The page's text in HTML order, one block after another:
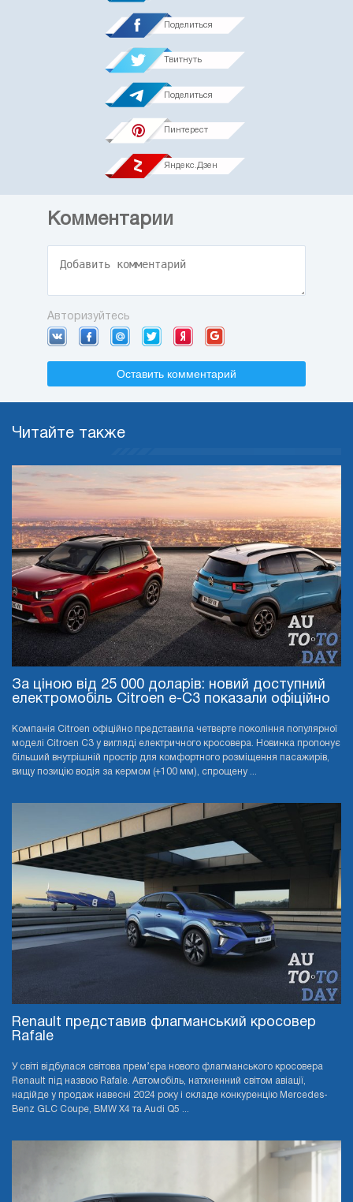
Поделиться
Твитнуть
Поделиться
Пинтерест
Яндекс.Дзен
Комментарии
Авторизуйтесь
Оставить комментарий
Читайте также
За ціною від 25 000 доларів: новий доступний
електромобіль Citroen e-C3 показали офіційно
Компанія Citroen офіційно представила четверте покоління популярної
моделі Citroen C3 у вигляді електричного кросовера. Новинка пропонує
більший внутрішній простір для комфортного розміщення пасажирів,
вищу позицію водія за кермом (+100 мм), спрощену ...
Renault представив флагманський кросовер
Rafale
У світі відбулася світова прем’єра нового флагманського кросовера
Renault під назвою Rafale. Автомобіль, натхненний світом авіації,
надійде у продаж навесні 2024 року і складе конкуренцію Mercedes-
Benz GLC Coupe, BMW X4 та Audi Q5 ...